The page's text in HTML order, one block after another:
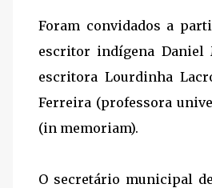
Foram convidados a
escritor indígena Daniel
escritora Lourdinha
Ferreira (professora
(in memoriam).
O secretário municipal